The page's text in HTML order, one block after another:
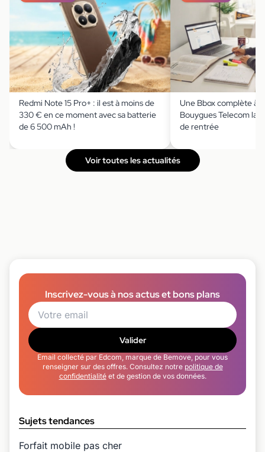
Redmi Note 15 Pro+ : il est à moins de
330 € en ce moment avec sa batterie
de 6 500 mAh !
Une Bbox complète à
Bouygues Telecom
de rentrée
Voir toutes les actualités
Inscrivez-vous à nos actus et bons plans
Valider
Email collecté par Edcom, marque de Bemove, pour vous
renseigner sur des offres. Consultez notre politique de
confidentialitéet de gestion de vos données.
Sujets tendances
Forfait mobile pas cher